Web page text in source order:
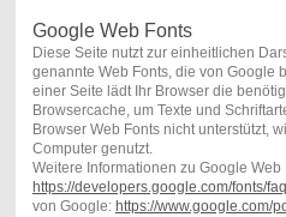
Google Web Fonts
Diese Seite nutzt zur einheitlichen
genannte Web Fonts, die von Google
einer Seite lädt Ihr Browser die
Browsercache, um Texte und
Browser Web Fonts nicht unterstützt,
Computer genutzt.
Weitere Informationen zu Google
https://developers.google.com/fonts/faq
von Google: https://www.google.com/